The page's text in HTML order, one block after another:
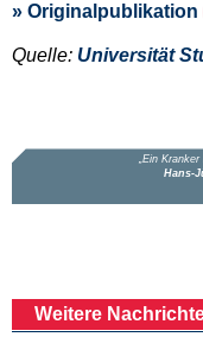
» Originalpublikation
Quelle: Universität
Weitere